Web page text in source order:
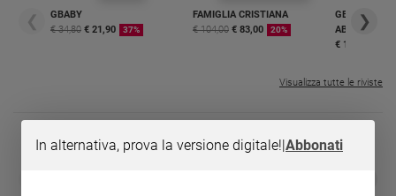
Papa
Chiesa
❮
GBABY
€ 34,80 € 21,90 37%
FAMIGLIA CRISTIANA
€ 104,00 € 83,00 20%
GBABY
€ 16,99
❯
Visualizza tutte le riviste
In alternativa, prova la versione digitale!|Abbonati